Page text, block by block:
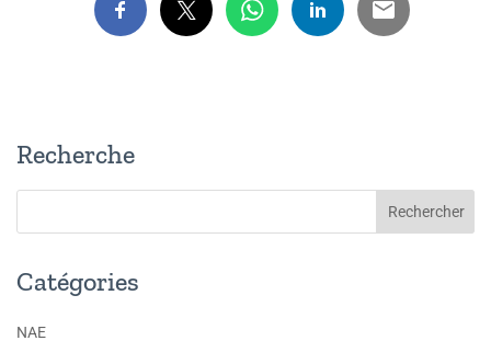
Recherche
Catégories
NAE